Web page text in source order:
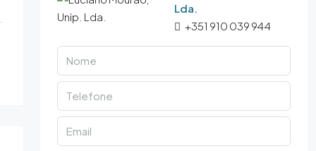
Lda.
+351 910 039 944